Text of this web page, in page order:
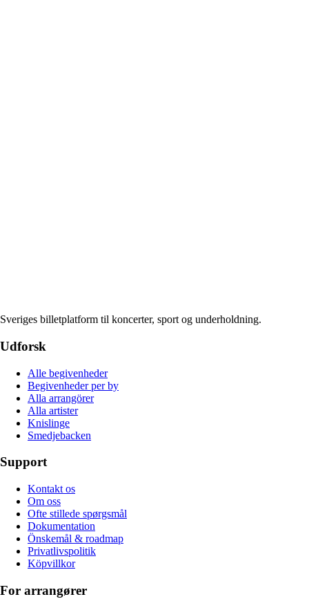
Sveriges billetplatform til koncerter, sport og underholdning.
Udforsk
Alle begivenheder
Begivenheder per by
Alla arrangörer
Alla artister
Knislinge
Smedjebacken
Support
Kontakt os
Om oss
Ofte stillede spørgsmål
Dokumentation
Önskemål & roadmap
Privatlivspolitik
Köpvillkor
For arrangører